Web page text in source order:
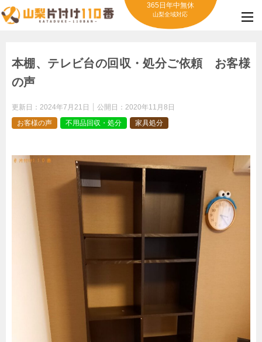
365日年中無休
山梨全域対応
本棚、テレビ台の回収・処分ご依頼 お客様
の声
更新日： 2024年7月21日 公開日： 2020年11月8日
お客様の声
不用品回収・処分 家具処分